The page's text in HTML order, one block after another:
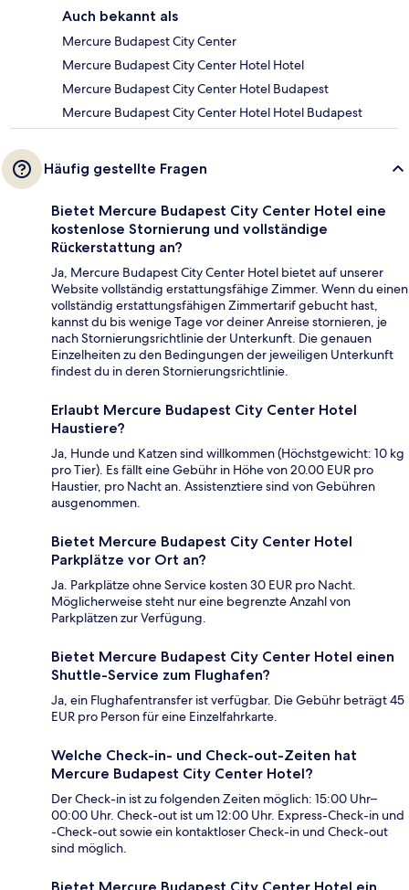
Auch bekannt als
Mercure Budapest City Center
Mercure Budapest City Center Hotel Hotel
Mercure Budapest City Center Hotel Budapest
Mercure Budapest City Center Hotel Hotel Budapest
Häufig gestellte Fragen
Bietet Mercure Budapest City Center Hotel eine
kostenlose Stornierung und vollständige
Rückerstattung an?
Ja, Mercure Budapest City Center Hotel bietet auf unserer
Website vollständig erstattungsfähige Zimmer. Wenn du einen
vollständig erstattungsfähigen Zimmertarif gebucht hast,
kannst du bis wenige Tage vor deiner Anreise stornieren, je
nach Stornierungsrichtlinie der Unterkunft. Die genauen
Einzelheiten zu den Bedingungen der jeweiligen Unterkunft
findest du in deren Stornierungsrichtlinie.
Erlaubt Mercure Budapest City Center Hotel
Haustiere?
Ja, Hunde und Katzen sind willkommen (Höchstgewicht: 10 kg
pro Tier). Es fällt eine Gebühr in Höhe von 20.00 EUR pro
Haustier, pro Nacht an. Assistenztiere sind von Gebühren
ausgenommen.
Bietet Mercure Budapest City Center Hotel
Parkplätze vor Ort an?
Ja. Parkplätze ohne Service kosten 30 EUR pro Nacht.
Möglicherweise steht nur eine begrenzte Anzahl von
Parkplätzen zur Verfügung.
Bietet Mercure Budapest City Center Hotel einen
Shuttle-Service zum Flughafen?
Ja, ein Flughafentransfer ist verfügbar. Die Gebühr beträgt 45
EUR pro Person für eine Einzelfahrkarte.
Welche Check-in- und Check-out-Zeiten hat
Mercure Budapest City Center Hotel?
Der Check-in ist zu folgenden Zeiten möglich: 15:00 Uhr–
00:00 Uhr. Check-out ist um 12:00 Uhr. Express-Check-in und
-Check-out sowie ein kontaktloser Check-in und Check-out
sind möglich.